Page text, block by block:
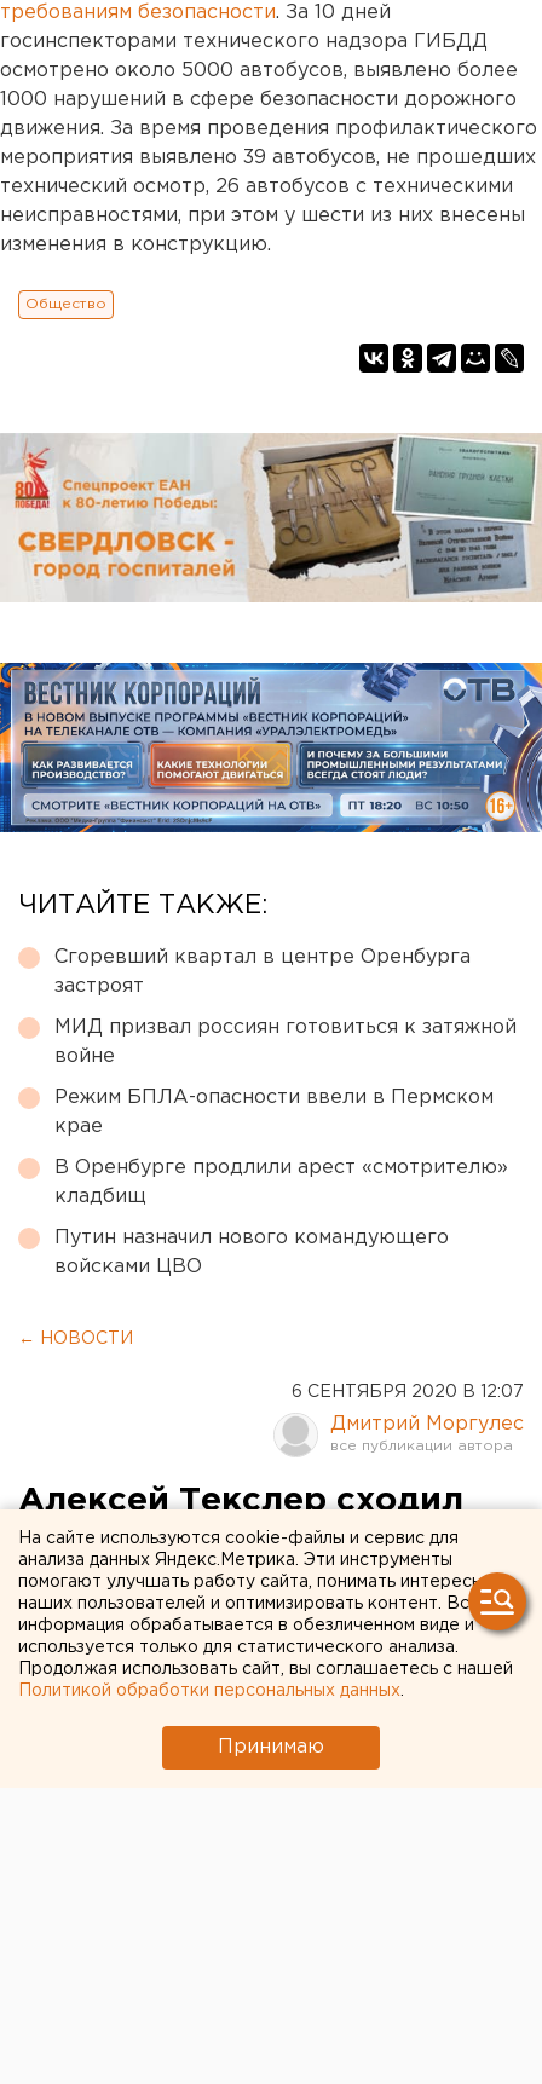
требованиям безопасности. За 10 дней
госинспекторами технического надзора ГИБДД
осмотрено около 5000 автобусов, выявлено более
1000 нарушений в сфере безопасности дорожного
движения. За время проведения профилактического
мероприятия выявлено 39 автобусов, не прошедших
технический осмотр, 26 автобусов с техническими
неисправностями, при этом у шести из них внесены
изменения в конструкцию.
Общество
ЧИТАЙТЕ ТАКЖЕ:
Сгоревший квартал в центре Оренбурга
застроят
МИД призвал россиян готовиться к затяжной
войне
Режим БПЛА-опасности ввели в Пермском
крае
В Оренбурге продлили арест «смотрителю»
кладбищ
Путин назначил нового командующего
войсками ЦВО
← НОВОСТИ
6 СЕНТЯБРЯ 2020 В 12:07
Дмитрий Моргулес
Алексей Текслер сходил
лошадью
Губернатор Челябинской области совершил
рабоче-развлекательную поездку в Троицк. За
тем, как «глубинный народ» встречал главу
региона, а мэр города совместил проезд в
корреспондент ЕАН.
На сайте используются cookie-файлы и сервис для
анализа данных Яндекс.Метрика. Эти инструменты
помогают улучшать работу сайта, понимать интересы
наших пользователей и оптимизировать контент. Вся
информация обрабатывается в обезличенном виде и
используется только для статистического анализа.
Продолжая использовать сайт, вы соглашаетесь с нашей
Политикой обработки персональных данных
Принимаю